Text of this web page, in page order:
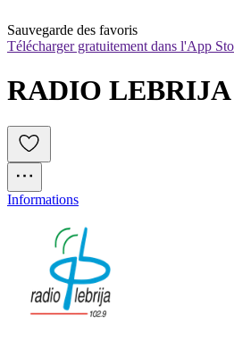
Sauvegarde des favoris
Télécharger gratuitement dans l'App
RADIO LEBRIJA
Informations